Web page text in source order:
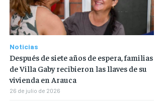
Noticias
Después de siete años de espera, familias
de Villa Gaby recibieron las llaves de su
vivienda en Arauca
26 de julio de 2026